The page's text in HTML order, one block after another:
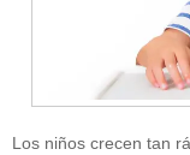
Los niños crecen tan